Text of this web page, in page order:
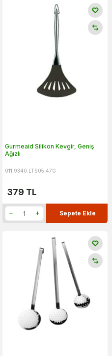
Gurmeaid Silikon Kevgir, Geniş
Ağızlı
011.9340.LTS05.47G
379 TL
Sepete Ekle